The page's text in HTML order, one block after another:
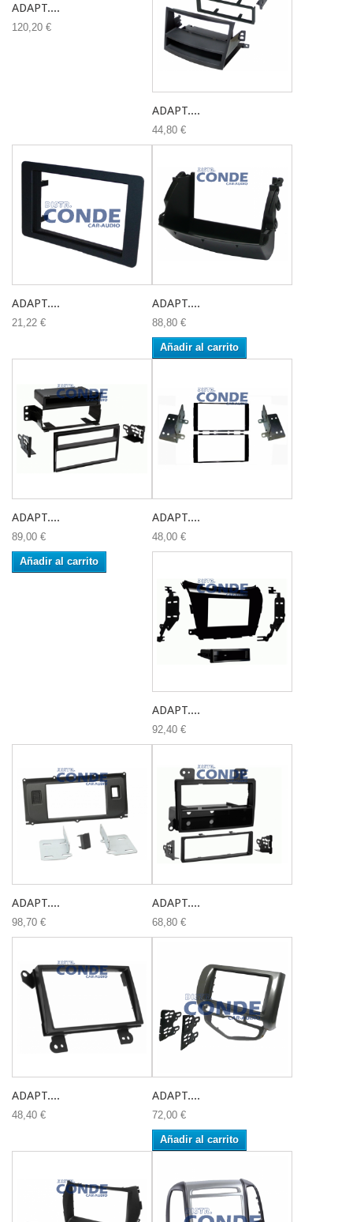
ADAPT....
120,20 €
ADAPT....
44,80 €
ADAPT....
21,22 €
ADAPT....
88,80 €
Añadir al carrito
ADAPT....
89,00 €
Añadir al carrito
ADAPT....
48,00 €
ADAPT....
92,40 €
ADAPT....
98,70 €
ADAPT....
68,80 €
ADAPT....
48,40 €
ADAPT....
72,00 €
Añadir al carrito